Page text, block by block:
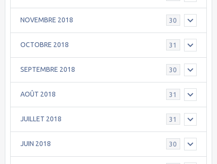
NOVEMBRE 2018 30
OCTOBRE 2018 31
SEPTEMBRE 2018 30
AOÛT 2018 31
JUILLET 2018 31
JUIN 2018 30